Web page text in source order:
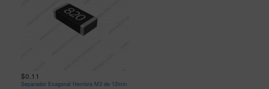
$0.11
Separador Exagonal Hembra M3 de 12mm